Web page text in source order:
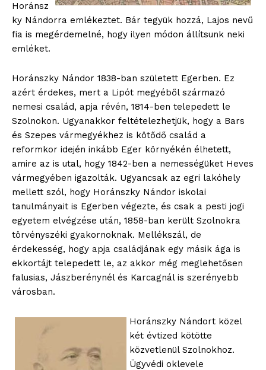
Horánsz
ky Nándorra emlékeztet. Bár tegyük hozzá, Lajos nevű
fia is megérdemelné, hogy ilyen módon állítsunk neki
emléket.
Horánszky Nándor 1838-ban született Egerben. Ez
azért érdekes, mert a Lipót megyéből származó
nemesi család, apja révén, 1814-ben telepedett le
Szolnokon. Ugyanakkor feltételezhetjük, hogy a Bars
és Szepes vármegyékhez is kötődő család a
reformkor idején inkább Eger környékén élhetett,
amire az is utal, hogy 1842-ben a nemességüket Heves
vármegyében igazolták. Ugyancsak az egri lakóhely
mellett szól, hogy Horánszky Nándor iskolai
tanulmányait is Egerben végezte, és csak a pesti jogi
egyetem elvégzése után, 1858-ban került Szolnokra
törvényszéki gyakornoknak. Mellékszál, de
érdekesség, hogy apja családjának egy másik ága is
ekkortájt telepedett le, az akkor még meglehetősen
falusias, Jászberénynél és Karcagnál is szerényebb
városban.
Horánszky Nándort közel
két évtized kötötte
közvetlenül Szolnokhoz.
Ügyvédi oklevele